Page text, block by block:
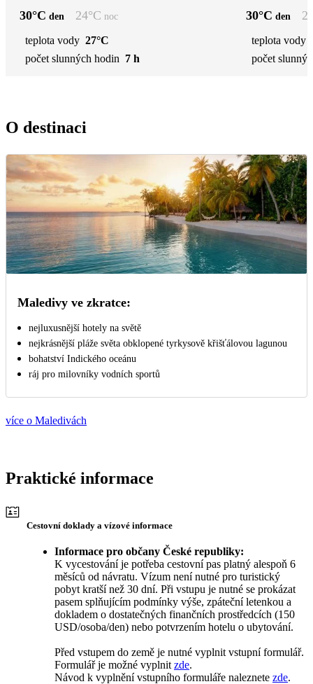
30°C den 24°C noc
teplota vody 27°C
počet slunných hodin 7 h
30°C den
teplota vody
počet
O destinaci
Maledivy ve zkratce:
nejluxusnější hotely na světě
nejkrásnější pláže světa obklopené tyrkysově křišťálovou lagunou
bohatství Indického oceánu
ráj pro milovníky vodních sportů
více o Maledivách
Praktické informace
Cestovní doklady a vízové informace
Informace pro občany České republiky:
K vycestování je potřeba cestovní pas platný alespoň 6
měsíců od návratu. Vízum není nutné pro turistický
pobyt kratší než 30 dní. Při vstupu je nutné se prokázat
pasem splňujícím podmínky výše, zpáteční letenkou a
dokladem o dostatečných finančních prostředcích (150
USD/osoba/den) nebo potvrzením hotelu o ubytování.
Před vstupem do země je nutné vyplnit vstupní formulář.
Formulář je možné vyplnit zde.
Návod k vyplnění vstupního formuláře naleznete zde.